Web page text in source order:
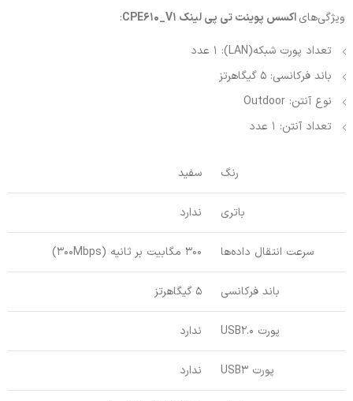
ویژگی‌هایاکسس پوینت تی پی لینک CPE610_V1
:
تعداد پورت شبکه(LAN): 1 عدد
باند فرکانسی: 5 گیگاهرتز
نوع آنتن: Outdoor
تعداد آنتن: 1 عدد
رنگ سفید
باتری ندارد
سرعت انتقال داده‌ها 300 مگابیت بر ثانیه (300Mbps)
باند فرکانسی 5 گیگاهرتز
پورت USB2.0 ندارد
پورت USB3 ندارد